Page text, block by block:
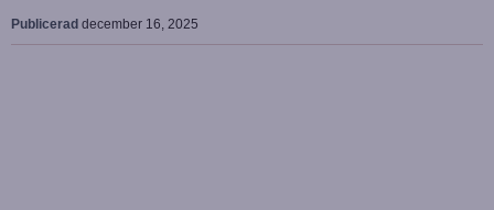
Publicerad december 16, 2025